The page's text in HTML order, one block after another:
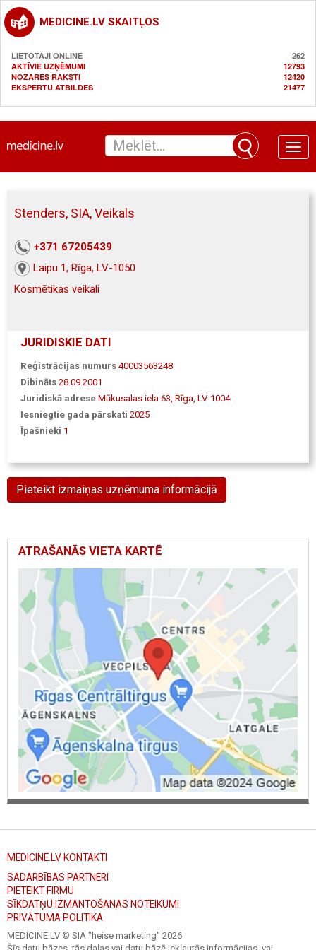
MEDICINE.LV SKAITĻOS
LIETOTĀJI ONLINE
262
AKTĪVIE UZŅĒMUMI
12793
NOZARES RAKSTI
12420
EKSPERTU ATBILDES
21477
Toggle
Stenders, SIA, Veikals
+371 67205439
Laipu 1, Rīga, LV-1050
Kosmētikas veikali
JURIDISKIE DATI
Reģistrācijas numurs 40003563248
Dibināts 28.09.2001
Juridiskā adrese Mūkusalas iela 63, Rīga, LV-1004
Iesniegtie gada pārskati 2025
Īpašnieki 1
Pieteikt izmaiņas uzņēmuma informācijā
ATRAŠANĀS VIETA KARTĒ
MEDICINE.LV KONTAKTI
SADARBĪBAS PARTNERI
PIETEIKT FIRMU
SĪKDATŅU IZMANTOŠANAS NOTEIKUMI
PRIVĀTUMA POLITIKA
MEDICINE.LV © SIA "heise marketing" 2026.